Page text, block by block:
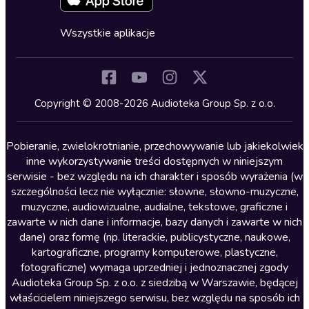
Kryminały
Lektury szkolne
Literatura anglojęzyczna
Literatura faktu
Literatura obyczajowa
Literatura piękna obca
Literatura piękna polska
Nagrania relaksacyjne
Nauka języków
Cykle audiobooków
Wszystkie aplikacje
Copyright © 2008-2026 Audioteka Group Sp. z o.o.
Pobieranie, zwielokrotnianie, przechowywanie lub jakiekolwiek
inne wykorzystywanie treści dostępnych w niniejszym
serwisie - bez względu na ich charakter i sposób wyrażenia (w
szczególności lecz nie wyłącznie: słowne, słowno-muzyczne,
muzyczne, audiowizualne, audialne, tekstowe, graficzne i
zawarte w nich dane i informacje, bazy danych i zawarte w nich
dane) oraz formę (np. literackie, publicystyczne, naukowe,
kartograficzne, programy komputerowe, plastyczne,
fotograficzne) wymaga uprzedniej i jednoznacznej zgody
Audioteka Group Sp. z o.o. z siedzibą w Warszawie, będącej
właścicielem niniejszego serwisu, bez względu na sposób ich